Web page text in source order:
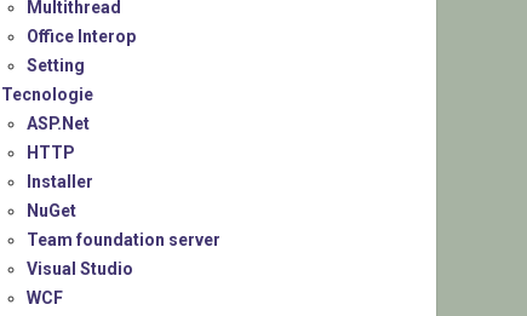
Multithread
Office Interop
Setting
Tecnologie
ASP.Net
HTTP
Installer
NuGet
Team foundation server
Visual Studio
WCF